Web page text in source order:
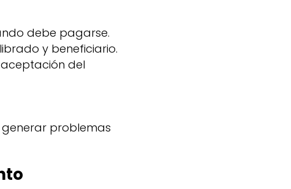
debe pagarse.
y beneficiario.
del
problemas